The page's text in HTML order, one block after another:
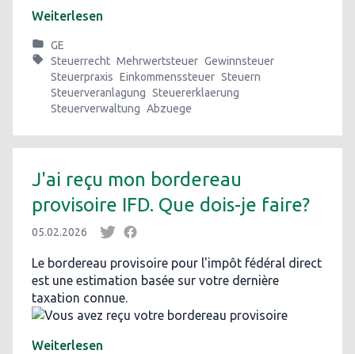
Weiterlesen
GE
Steuerrecht Mehrwertsteuer Gewinnsteuer
Steuerpraxis Einkommenssteuer Steuern
Steuerveranlagung Steuererklaerung
Steuerverwaltung Abzuege
J'ai reçu mon bordereau
provisoire IFD. Que dois-je faire?
05.02.2026
Le bordereau provisoire pour l'impôt fédéral direct
est une estimation basée sur votre dernière
taxation connue.
Weiterlesen